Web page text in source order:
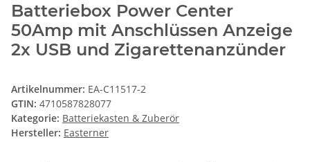
Batteriebox Power Center
50Amp mit Anschlüssen Anzeige
2x USB und Zigarettenanzünder
Artikelnummer: EA-C11517-2
GTIN: 4710587828077
Kategorie: Batteriekasten & Zuberör
Hersteller: Easterner